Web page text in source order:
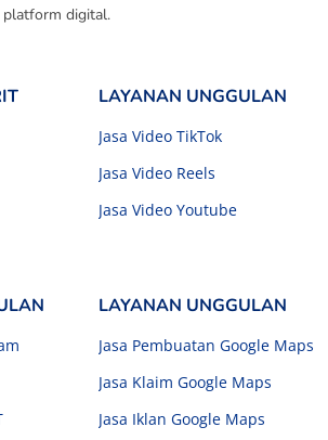
platform digital.
LAYANAN UNGGULAN
Jasa Video TikTok
Jasa Video Reels
Jasa Video Youtube
LAYANAN UNGGULAN
Jasa Pembuatan Google Maps
Jasa Klaim Google Maps
Jasa Iklan Google Maps